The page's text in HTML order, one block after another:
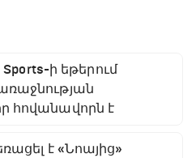
ի եթերում
հովանավորն է
է «Նոայից»